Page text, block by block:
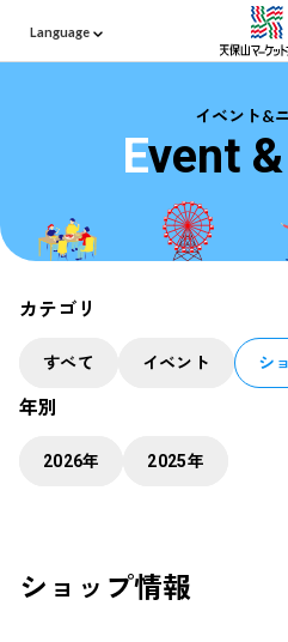
Language
イベント&
Event &
カテゴリ
すべて イベント シ
年別
2026年 2025年
ショップ情報